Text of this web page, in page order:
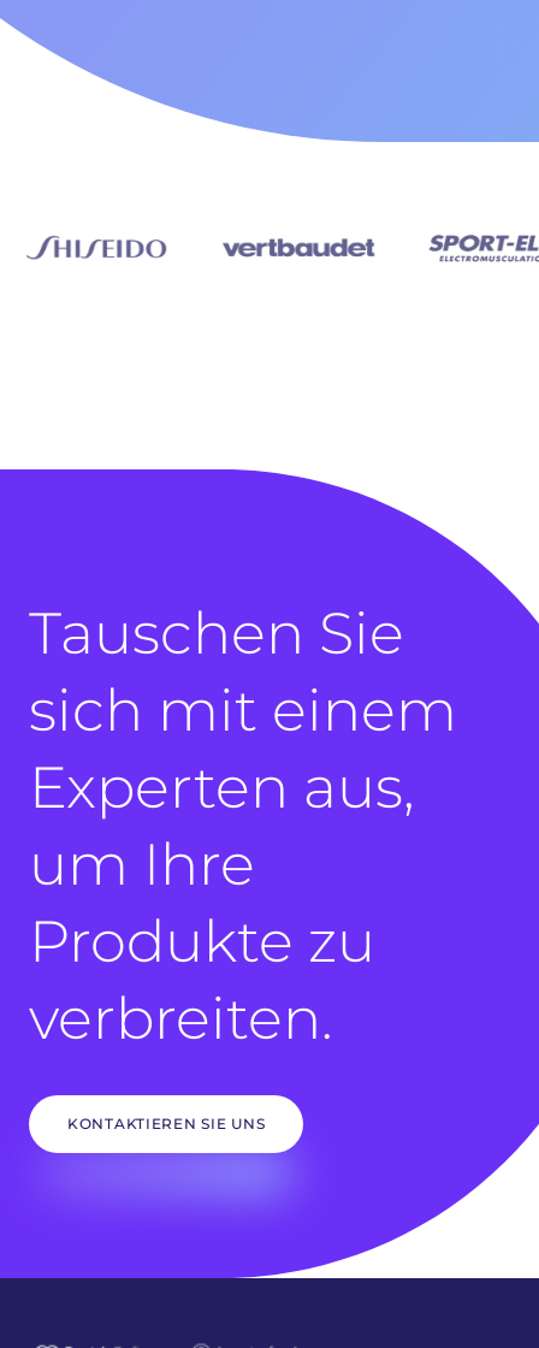
Tauschen Sie
sich mit einem
Experten aus,
um Ihre
Produkte zu
verbreiten.
KONTAKTIEREN SIE UNS